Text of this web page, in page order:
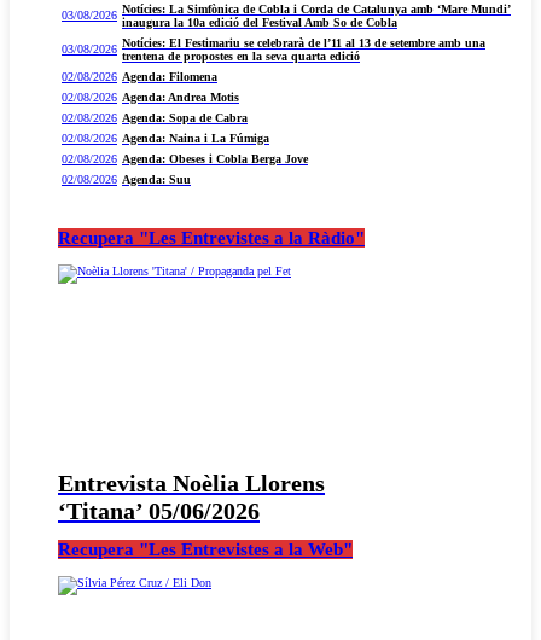
03/08/2026 Notícies: La Simfònica de Cobla i Corda de Catalunya amb ‘Mare Mundi’
inaugura la 10a edició del Festival Amb So de Cobla
03/08/2026 Notícies: El Festimariu se celebrarà de l’11 al 13 de setembre amb una
trentena de propostes en la seva quarta edició
02/08/2026 Agenda: Filomena
02/08/2026 Agenda: Andrea Motis
02/08/2026 Agenda: Sopa de Cabra
02/08/2026 Agenda: Naina i La Fúmiga
02/08/2026 Agenda: Obeses i Cobla Berga Jove
02/08/2026 Agenda: Suu
Recupera "Les Entrevistes a la Ràdio"
Entrevista Noèlia Llorens
‘Titana’ 05/06/2026
Recupera "Les Entrevistes a la Web"